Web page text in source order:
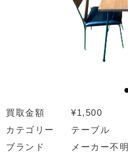
買取金額
¥1,500
カテゴリー
テーブル
ブランド
メーカー不明